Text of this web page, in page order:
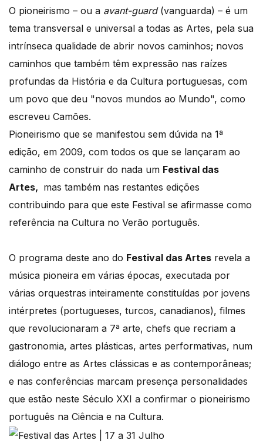
O pioneirismo – ou a avant-guard(vanguarda) – é um
tema transversal e universal a todas as Artes, pela sua
intrínseca qualidade de abrir novos caminhos; novos
caminhos que também têm expressão nas raízes
profundas da História e da Cultura portuguesas, com
um povo que deu "novos mundos ao Mundo", como
escreveu Camões.
Pioneirismo que se manifestou sem dúvida na 1ª
edição, em 2009, com todos os que se lançaram ao
caminho de construir do nada um Festival das
Artes, mas também nas restantes edições
contribuindo para que este Festival se afirmasse como
referência na Cultura no Verão português.
O programa deste ano do Festival das Artes revela a
música pioneira em várias épocas, executada por
várias orquestras inteiramente constituídas por jovens
intérpretes (portugueses, turcos, canadianos), filmes
que revolucionaram a 7ª arte, chefs que recriam a
gastronomia, artes plásticas, artes performativas, num
diálogo entre as Artes clássicas e as contemporâneas;
e nas conferências marcam presença personalidades
que estão neste Século XXI a confirmar o pioneirismo
português na Ciência e na Cultura.